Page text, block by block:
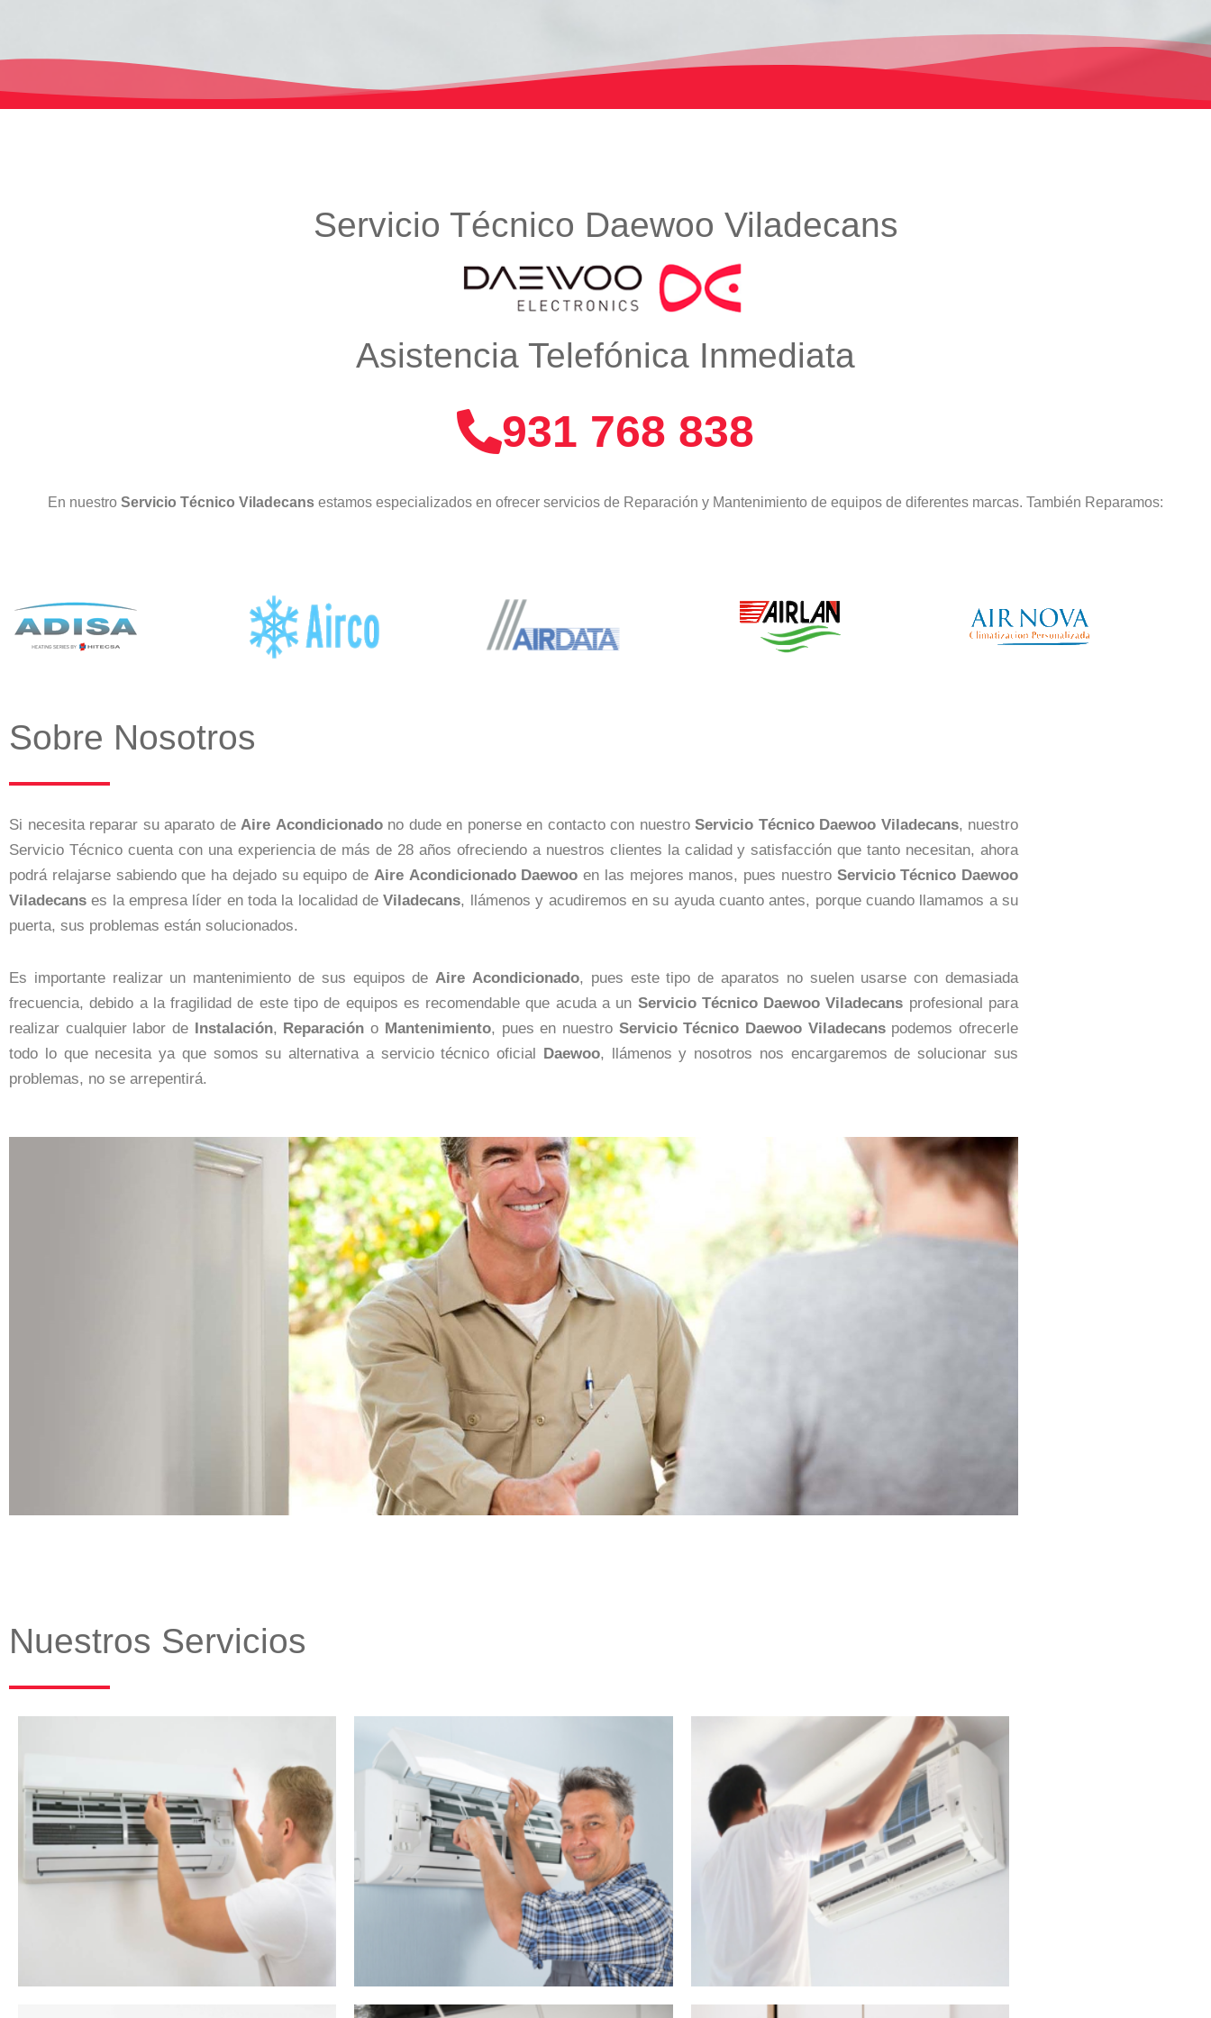
Servicio Técnico Daewoo Viladecans
Asistencia Telefónica Inmediata
931 768 838
En nuestro Servicio Técnico Viladecans estamos especializados en ofrecer servicios de Reparación y Mantenimiento de equipos de diferentes marcas. También Reparamos:
Sobre Nosotros
Si necesita reparar su aparato de Aire Acondicionadono dude en ponerse en contacto con nuestro Servicio Técnico Daewoo Viladecans, nuestro
Servicio Técnico cuenta con una experiencia de más de 28 años ofreciendo a nuestros clientes la calidad y satisfacción que tanto necesitan, ahora
podrá relajarse sabiendo que ha dejado su equipo de Aire Acondicionado Daewoo en las mejores manos, pues nuestro Servicio Técnico Daewoo
Viladecans es la empresa líder en toda la localidad deViladecans, llámenos y acudiremos en su ayuda cuanto antes, porque cuando llamamos a su
puerta, sus problemas están solucionados.
Es importante realizar un mantenimiento de sus equipos deAire Acondicionado, pues este tipo de aparatos no suelen usarse con demasiada
frecuencia, debido a la fragilidad de este tipo de equipos es recomendable que acuda a un Servicio Técnico Daewoo Viladecans profesional para
realizar cualquier labor de Instalación, Reparación o Mantenimiento, pues en nuestro Servicio Técnico Daewoo Viladecanspodemos ofrecerle
todo lo que necesita ya que somos su alternativa a servicio técnico oficial Daewoo, llámenos y nosotros nos encargaremos de solucionar sus
problemas, no se arrepentirá.
Nuestros Servicios